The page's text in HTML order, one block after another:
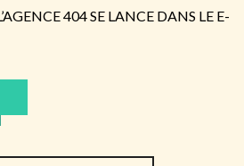
404 SE LANCE DANS LE E-